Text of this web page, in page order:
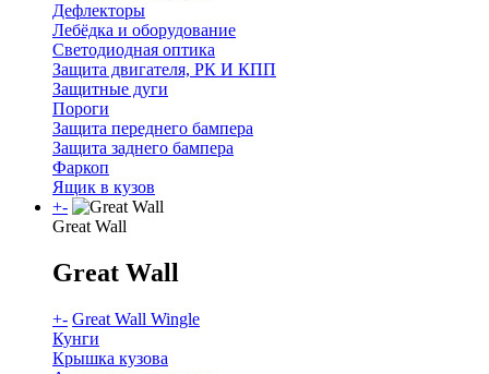
Дефлекторы
Лебёдка и оборудование
Светодиодная оптика
Защита двигателя, РК И КПП
Защитные дуги
Пороги
Защита переднего бампера
Защита заднего бампера
Фаркоп
Ящик в кузов
+-
Great Wall
Great Wall
+- Great Wall Wingle
Кунги
Крышка кузова